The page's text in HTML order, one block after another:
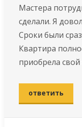
Мастера
сделали. Я
Сроки были
Квартира
приобрела свой
ответить